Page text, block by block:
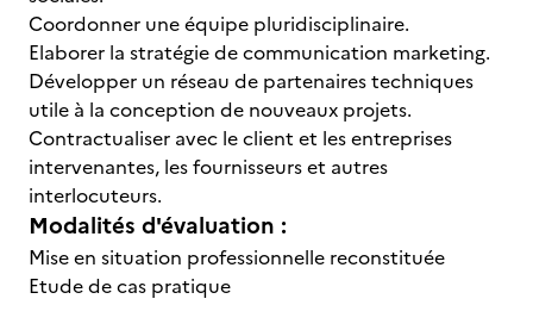
Coordonner une équipe pluridisciplinaire.
Elaborer la stratégie de communication marketing.
Développer un réseau de partenaires techniques
utile à la conception de nouveaux projets.
Contractualiser avec le client et les entreprises
intervenantes, les fournisseurs et autres
interlocuteurs.
Modalités d'évaluation :
Mise en situation professionnelle reconstituée
Etude de cas pratique